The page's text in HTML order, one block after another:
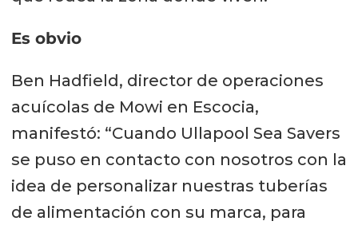
Es obvio
Ben Hadfield, director de operaciones
acuícolas de Mowi en Escocia,
manifestó: “Cuando Ullapool Sea Savers
se puso en contacto con nosotros con la
idea de personalizar nuestras tuberías
de alimentación con su marca, para